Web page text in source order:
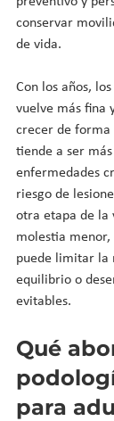
conservar
de vida.
Con los años,
vuelve más fina
crecer de
tiende a ser
enfermedades
riesgo de
otra etapa de la
molestia
puede limitar la
equilibrio o
evitables.
Qué
para